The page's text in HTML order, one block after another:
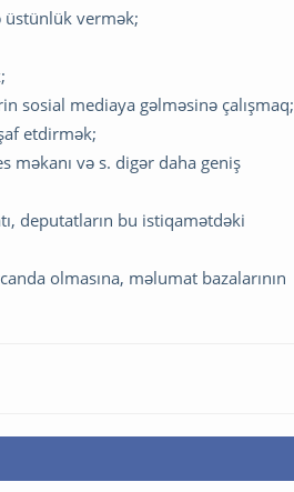
üstünlük vermək;
sosial mediaya gəlməsinə çalışmaq;
etdirmək;
məkanı və s. digər daha geniş
deputatların bu istiqamətdəki
olmasına, məlumat bazalarının